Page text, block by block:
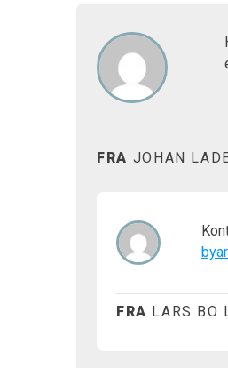
FRA JOHAN
FRA LARS BO